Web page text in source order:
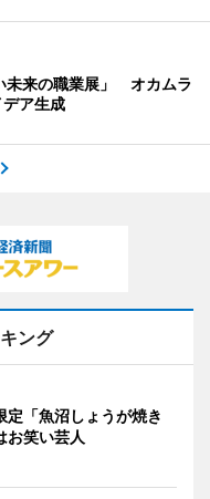
未来の職業展」 オカムラ
ア生成
ング
定「魚沼しょうが焼き
笑い芸人